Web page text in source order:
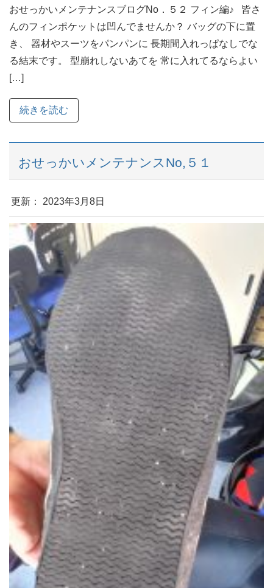
おせっかいメンテナンスブログNo．５２ フィン編♪ 皆さ
んのフィンポケットは凹んでませんか？ バッグの下に置
き、 器材やスーツをパンパンに 長期間入れっぱなしでな
る結末です。 型崩れしないあてを 常に入れてるならよい
[…]
続きを読む
おせっかいメンテナンスNo,５１
更新： 2023年3月8日